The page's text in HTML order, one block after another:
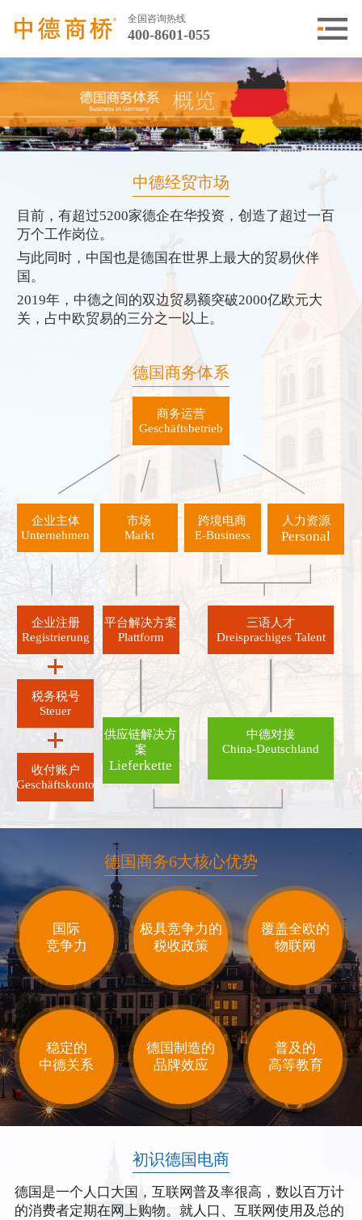
全国咨询热线
400-8601-055
中德经贸市场
目前，有超过5200家德企在华投资，创造了超过一百
万个工作岗位。
与此同时，中国也是德国在世界上最大的贸易伙伴
国。
2019年，中德之间的双边贸易额突破2000亿欧元大
关，占中欧贸易的三分之一以上。
德国商务体系
商务运营
Geschäftsbetrieb
企业主体
Unternehmen
市场
Markt
跨境电商
E-Business
人力资源
Personal
企业注册
Registrierung
税务税号
Steuer
收付账户
Geschäftskonto
平台解决方案
Plattform
三语人才
Dreisprachiges Talent
供应链解决方
案
Lieferkette
中德对接
China-Deutschland
德国商务6大核心优势
国际
竞争力
极具竞争力的
税收政策
覆盖全欧的
物联网
稳定的
中德关系
德国制造的
品牌效应
普及的
高等教育
初识德国电商
德国是一个人口大国，互联网普及率很高，数以百万计
的消费者定期在网上购物。就人口、互联网使用及总的